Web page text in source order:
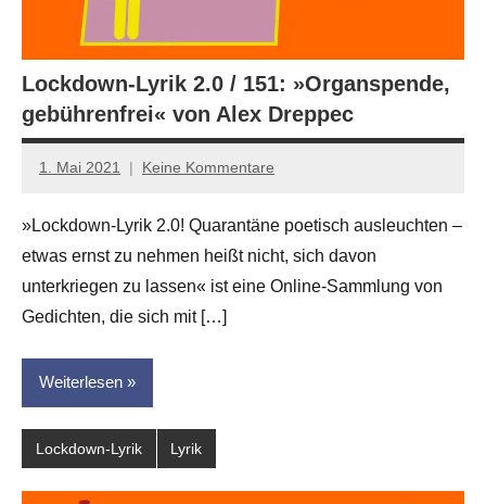
Lockdown-Lyrik 2.0 / 151: »Organspende,
gebührenfrei« von Alex Dreppec
1. Mai 2021
Anton
Leitner
Keine Kommentare
»Lockdown-Lyrik 2.0! Quarantäne poetisch ausleuchten –
etwas ernst zu nehmen heißt nicht, sich davon
unterkriegen zu lassen« ist eine Online-Sammlung von
Gedichten, die sich mit […]
Weiterlesen
Lockdown-Lyrik Lyrik